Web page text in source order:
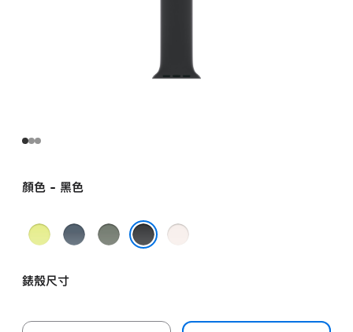
顏色 - 黑色
霓
黃
錨
色
綠
淡
錶殼尺寸